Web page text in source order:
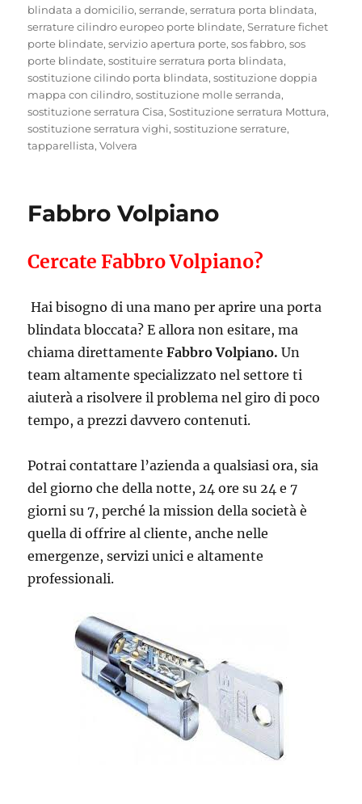
blindata a domicilio,serrande,serratura porta blindata,
serrature cilindro europeo porte blindate,Serrature fichet
porte blindate,servizio apertura porte,sos fabbro,sos
porte blindate,sostituire serratura porta blindata,
sostituzione cilindo porta blindata,sostituzione doppia
mappa con cilindro,sostituzione molle serranda,
sostituzione serratura Cisa,Sostituzione serratura Mottura,
sostituzione serratura vighi,sostituzione serrature,
tapparellista,Volvera
Fabbro Volpiano
Cercate Fabbro Volpiano?
Hai bisogno di una mano per aprire una porta
blindata bloccata? E allora non esitare, ma
chiama direttamenteFabbro Volpiano.Un
team altamente specializzato nel settore ti
aiuterà a risolvere il problema nel giro di poco
tempo, a prezzi davvero contenuti.
Potrai contattare l’azienda a qualsiasi ora, sia
del giorno che della notte, 24 ore su 24 e 7
giorni su 7, perché la mission della società è
quella di offrire al cliente, anche nelle
emergenze, servizi unici e altamente
professionali.